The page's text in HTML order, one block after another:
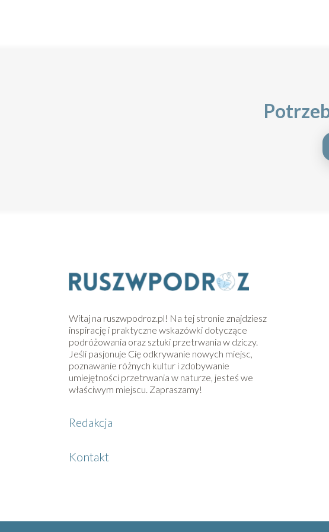
Witaj na ruszwpodroz.pl! Na tej stronie znajdziesz
inspirację i praktyczne wskazówki dotyczące
podróżowania oraz sztuki przetrwania w dziczy.
Jeśli pasjonuje Cię odkrywanie nowych miejsc,
poznawanie różnych kultur i zdobywanie
umiejętności przetrwania w naturze, jesteś we
właściwym miejscu. Zapraszamy!
Redakcja
Kontakt